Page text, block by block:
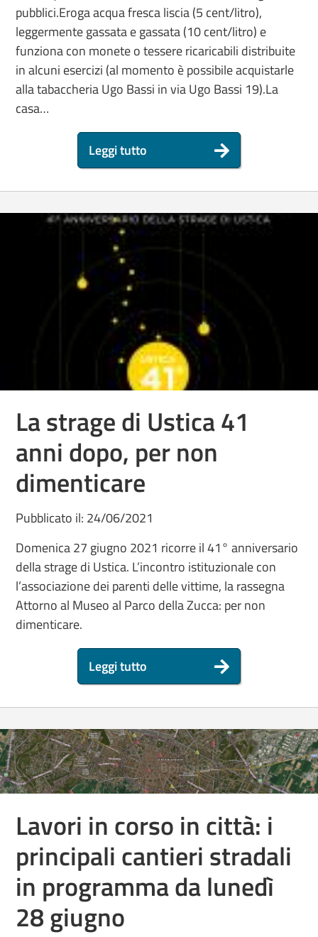
pubblici.Eroga acqua fresca liscia (5 cent/litro),
leggermente gassata e gassata (10 cent/litro) e
funziona con monete o tessere ricaricabili distribuite
in alcuni esercizi (al momento è possibile acquistarle
alla tabaccheria Ugo Bassi in via Ugo Bassi 19).La
casa…
Leggi tutto
La strage di Ustica 41
anni dopo, per non
dimenticare
Pubblicato il: 24/06/2021
Domenica 27 giugno 2021 ricorre il 41° anniversario
della strage di Ustica. L’incontro istituzionale con
l’associazione dei parenti delle vittime, la rassegna
Attorno al Museo al Parco della Zucca: per non
dimenticare.
Leggi tutto
Lavori in corso in città: i
principali cantieri stradali
in programma da lunedì
28 giugno